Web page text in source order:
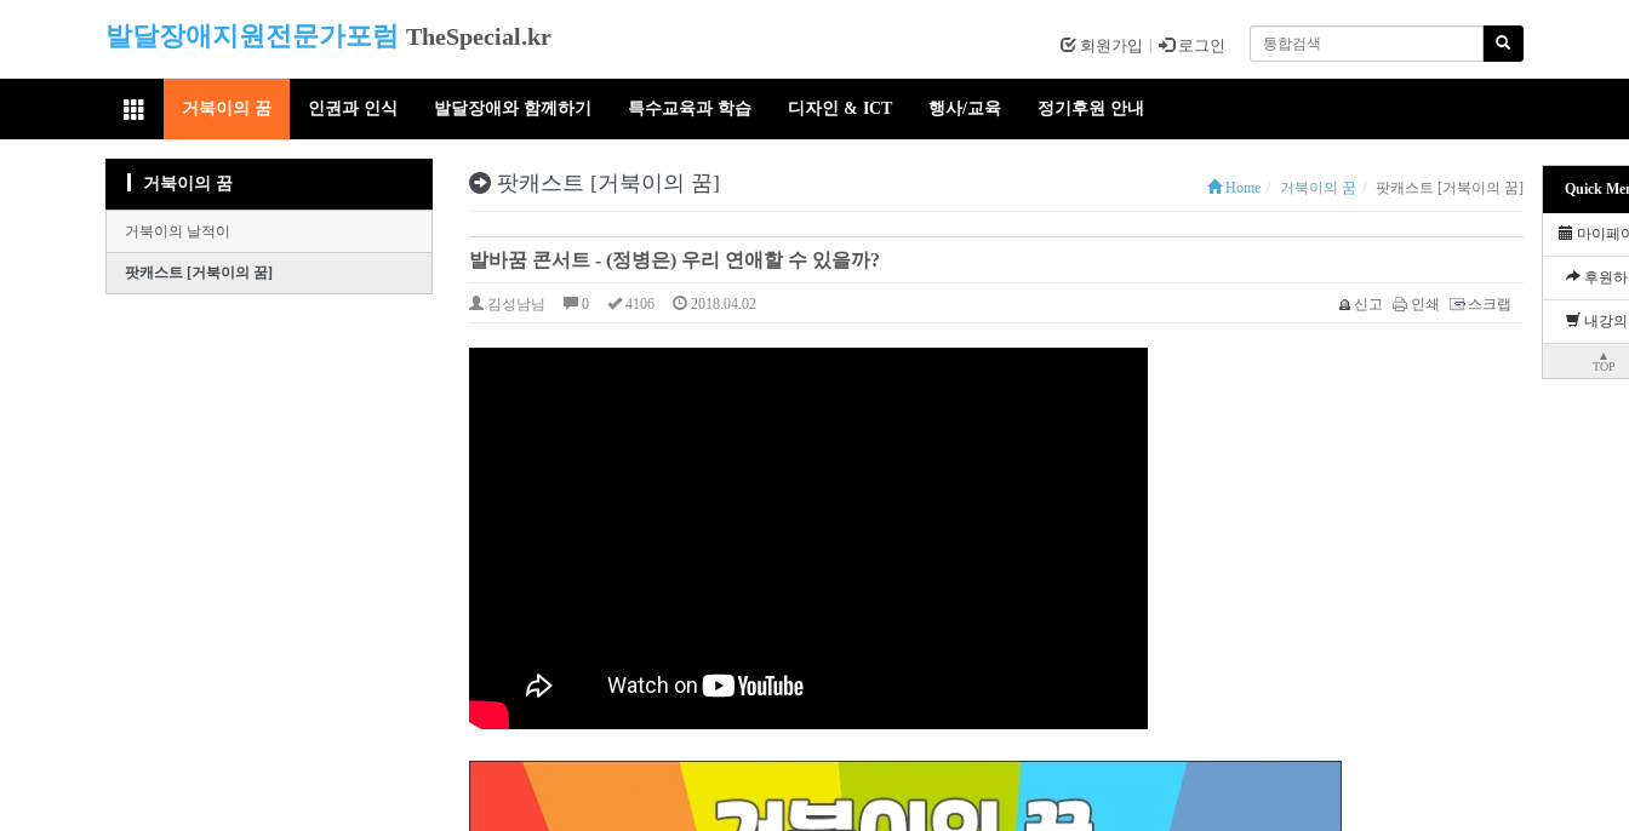
발달장애지원전문가포럼 TheSpecial.kr 회원가입 로그인
거북이의 꿈 인권과 인식 발달장애와 함께하기 특수교육과 학습 디자인 & ICT 행사/교육 정기후원 안내
팟캐스트 [거북이의 꿈] Home 거북이의 꿈 팟캐스트 [거북이의 꿈]
발바꿈 콘서트 - (정병은) 우리 연애할 수 있을까?
김성남님 0 4106 2018.04.02 신고 인쇄 스크랩
거북이의 꿈
거북이의 날적이
팟캐스트 [거북이의 꿈]
Quick
마이페
후원하
내강
▲
TOP